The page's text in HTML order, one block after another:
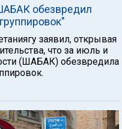
обезвредил
заявил, открывая
что за июль и
(ШАБАК) обезвредила